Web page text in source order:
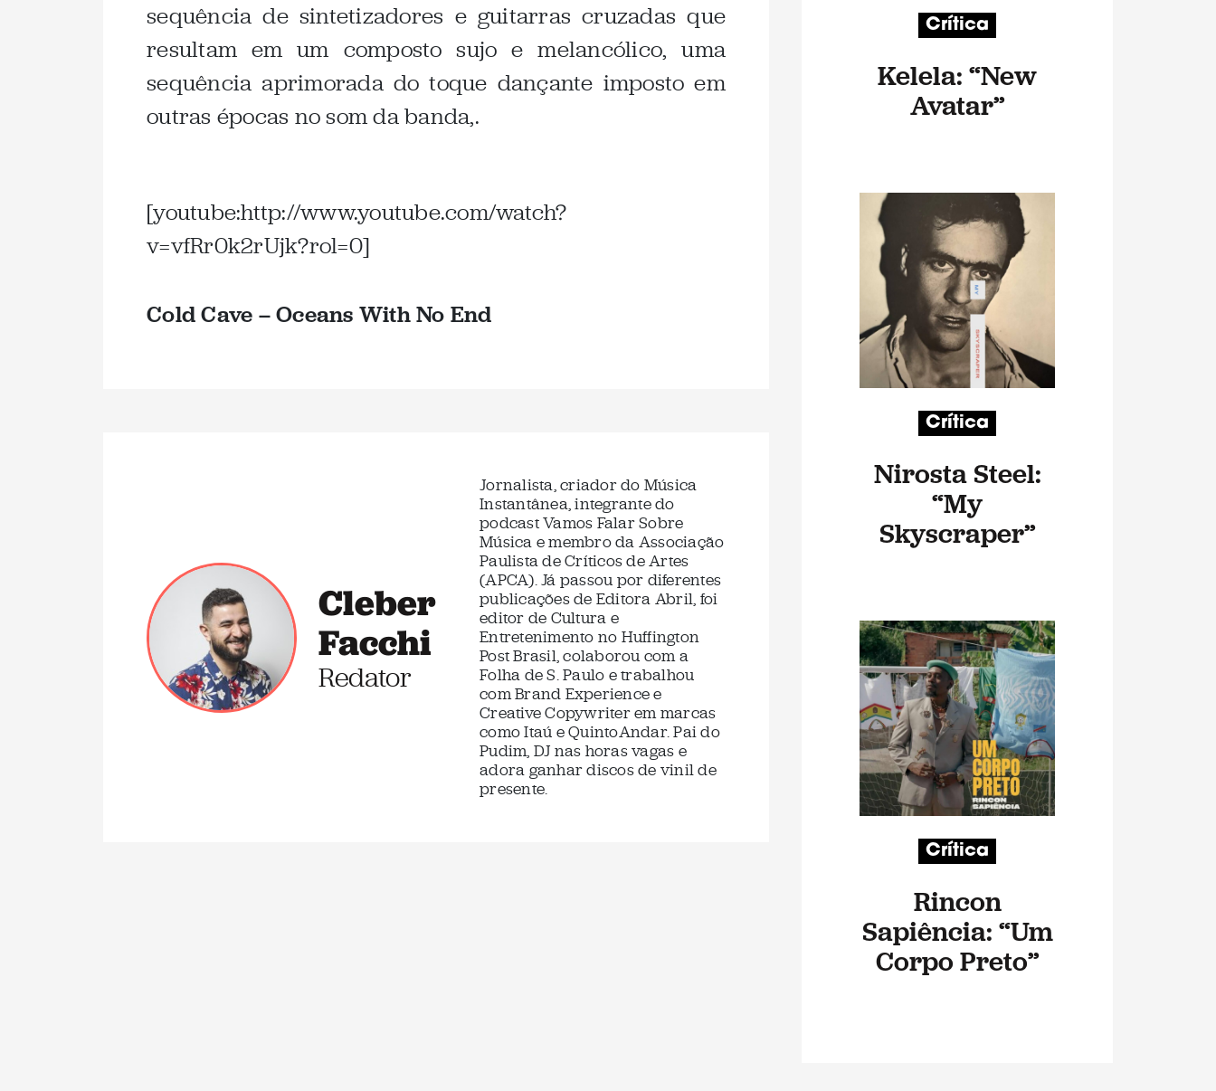
sequência de sintetizadores e guitarras cruzadas que
resultam em um composto sujo e melancólico, uma
sequência aprimorada do toque dançante imposto em
outras épocas no som da banda,.
[youtube:http://www.youtube.com/watch?
v=vfRr0k2rUjk?rol=0]
Cold Cave – Oceans With No End
Cleber
Facchi
Redator
Jornalista, criador do Música
Instantânea, integrante do
podcast Vamos Falar Sobre
Música e membro da Associação
Paulista de Críticos de Artes
(APCA). Já passou por diferentes
publicações de Editora Abril, foi
editor de Cultura e
Entretenimento no Huffington
Post Brasil, colaborou com a
Folha de S. Paulo e trabalhou
com Brand Experience e
Creative Copywriter em marcas
como Itaú e QuintoAndar. Pai do
Pudim, DJ nas horas vagas e
adora ganhar discos de vinil de
presente.
Crítica
Kelela: “New
Avatar”
Crítica
Nirosta Steel:
“My
Skyscraper”
Crítica
Rincon
Sapiência: “Um
Corpo Preto”